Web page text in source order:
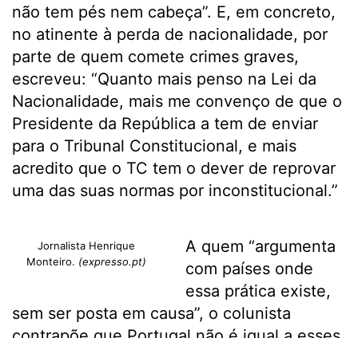
não tem pés nem cabeça”. E, em concreto,
no atinente à perda de nacionalidade, por
parte de quem comete crimes graves,
escreveu: “Quanto mais penso na Lei da
Nacionalidade, mais me convenço de que o
Presidente da República a tem de enviar
para o Tribunal Constitucional, e mais
acredito que o TC tem o dever de reprovar
uma das suas normas por inconstitucional.”
Jornalista Henrique
Monteiro. (expresso.pt)
A quem “argumenta
com países onde
essa prática existe,
sem ser posta em causa”, o colunista